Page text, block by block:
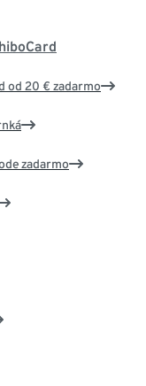
od 20 € zadarmo
zadarmo